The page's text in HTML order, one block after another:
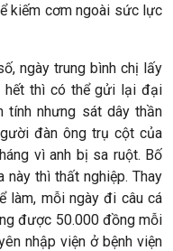
kiếm cơm ngoài sức lực
ngày trung bình chị lấy
hết thì có thể gửi lại đại
tính nhưng sát dây thần
gười đàn ông trụ cột của
vì anh bị sa ruột. Bố
này thì thất nghiệp. Thay
làm, mỗi ngày đi câu cá
được 50.000 đồng mỗi
nhập viện ở bệnh viện